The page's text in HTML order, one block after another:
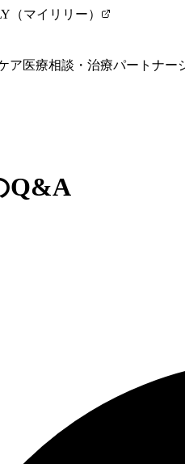
（マイリリー）
ア医療相談・治療パートナー
Q&A